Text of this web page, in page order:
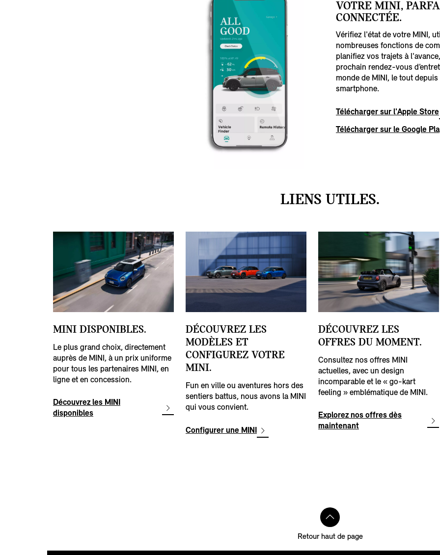
VOTRE MINI,
CONNECTÉE.
Vérifiez l'état de votre MINI,
nombreuses fonctions de
planifiez vos trajets à
prochain rendez-vous
monde de MINI, le tout
smartphone.
Télécharger sur l'Apple Store
Télécharger sur le Google
LIENS UTILES.
MINI DISPONIBLES.
Le plus grand choix, directement
auprès de MINI, à un prix uniforme
pour tous les partenaires MINI, en
ligne et en concession.
Découvrez les MINI
disponibles
DÉCOUVREZ LES
MODÈLES ET
CONFIGUREZ VOTRE
MINI.
Fun en ville ou aventures hors des
sentiers battus, nous avons la MINI
qui vous convient.
Configurer une MINI
DÉCOUVREZ LES
OFFRES DU MOMENT.
Consultez nos offres MINI
actuelles, avec un design
incomparable et le « go-kart
feeling » emblématique de MINI.
Explorez nos offres dès
maintenant